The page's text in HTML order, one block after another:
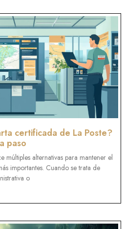
certificada de La Poste?
paso
múltiples alternativas para mantener el
importantes. Cuando se trata de
o